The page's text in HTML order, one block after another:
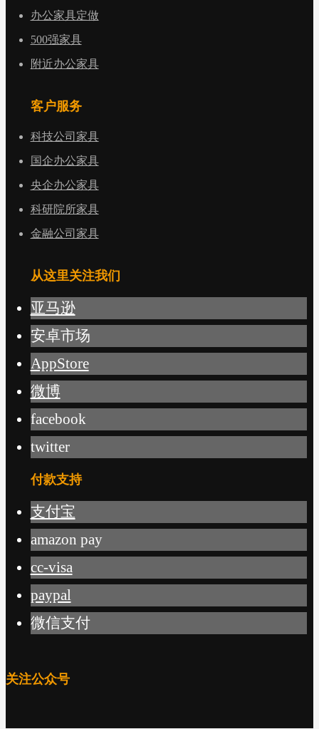
办公家具定做
500强家具
附近办公家具
客户服务
科技公司家具
国企办公家具
央企办公家具
科研院所家具
金融公司家具
从这里关注我们
亚马逊
安卓市场
AppStore
微博
facebook
twitter
付款支持
支付宝
amazon pay
cc-visa
paypal
微信支付
关注公众号